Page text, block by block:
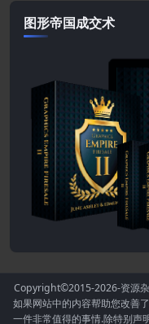
图形帝国成交术
Copyright©2015-2026-资源
如果网站中的内容帮助您改善
一件非常值得的事情.除特别声